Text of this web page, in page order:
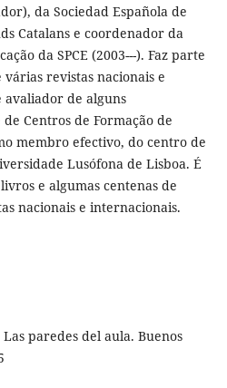
da Sociedad Española de
Catalans e coordenador da
da SPCE (2003---). Faz parte
revistas nacionais e
avaliador de alguns
Centros de Formação de
membro efectivo, do centro de
Lusófona de Lisboa. É
e algumas centenas de
nacionais e internacionais.
Las paredes del aula. Buenos